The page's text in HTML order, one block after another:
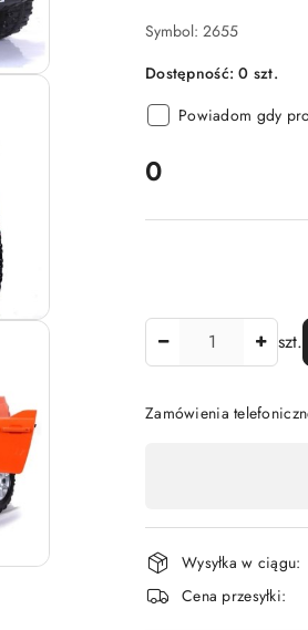
Symbol: 2655
Dostępność:0 szt.
Powiadom gdy
cena:
0
szt.
Zamówienia
płatność
i
dostawa
Wysyłka w ciągu:
Cena przesyłki: